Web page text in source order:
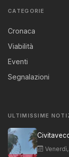
CATEGORIE
Cronaca
Viabilità
Eventi
Segnalazioni
ULTIMISSIME